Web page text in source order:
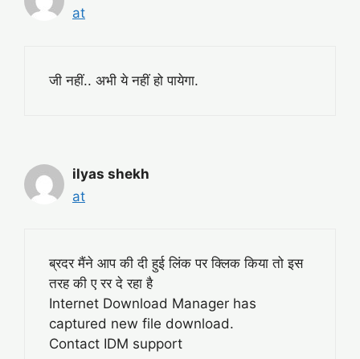
at
जी नहीं.. अभी ये नहीं हो पायेगा.
ilyas shekh
at
ब्रदर मैंने आप की दी हुई लिंक पर क्लिक किया तो इस
तरह की ए रर दे रहा है
Internet Download Manager has
captured new file download.
Contact IDM support